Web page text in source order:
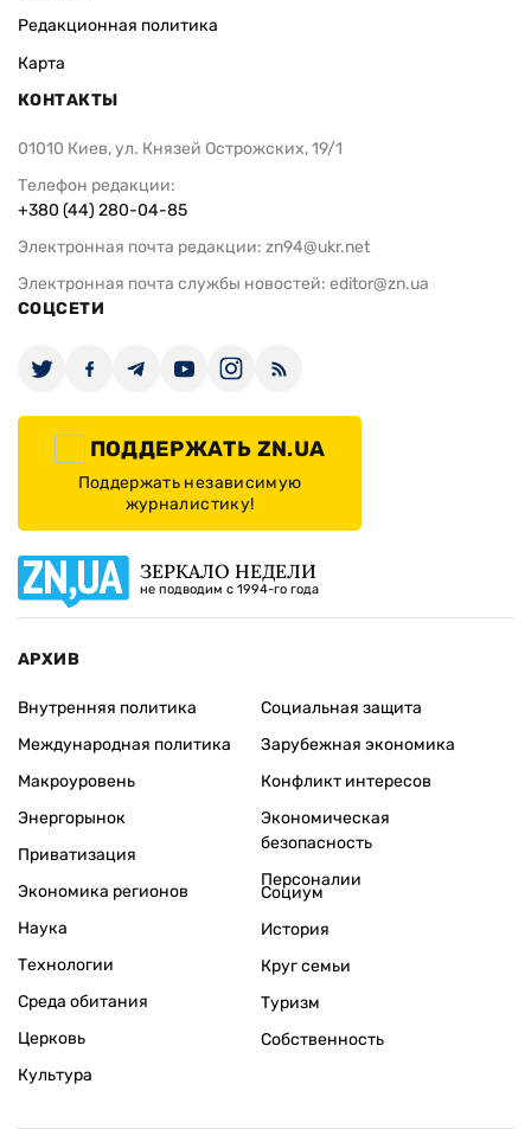
Редакционная политика
Карта
КОНТАКТЫ
01010 Киев, ул. Князей Острожских, 19/1
Телефон редакции:
+380 (44) 280-04-85
Электронная почта редакции: zn94@ukr.net
Электронная почта службы новостей: editor@zn.ua
СОЦСЕТИ
ПОДДЕРЖАТЬ ZN.UA
Поддержать независимую
журналистику!
ЗЕРКАЛО НЕДЕЛИ
не подводим с 1994-го года
АРХИВ
Внутренняя политика
Международная политика
Макроуровень
Энергорынок
Приватизация
Экономика регионов
Социальная защита
Зарубежная экономика
Конфликт интересов
Экономическая
безопасность
Персоналии
Наука
Технологии
Среда обитания
Церковь
Культура
Социум
История
Круг семьи
Туризм
Собственность